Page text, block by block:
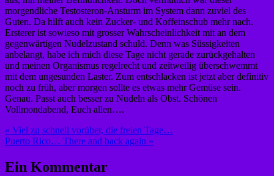
morgendliche Testosteron-Ansturm im System dann zuviel des
Guten. Da hilft auch kein Zucker- und Koffeinschub mehr nach.
Ersterer ist sowieso mit grosser Wahrscheinlichkeit mit an dem
gegenwärtigen Nudelzustand schuld. Denn was Süssigkeiten
anbelangt, habe ich mich diese Tage nicht gerade zurückgehalten
und meinen Organismus regelrecht und zeitweilig überschwemmt
mit dem ungesunden Laster. Zum entschlacken ist jetzt aber definitiv
noch zu früh, aber morgen sollte es etwas mehr Gemüse sein.
Genau. Passt auch besser zu Nudeln als Obst. Schönen
Vollmondabend, Euch allen….
Beitragsnavigation
« Viel zu schnell vorüber, die freien Tage…
Puerto Rico… There and back again »
Ein Kommentar